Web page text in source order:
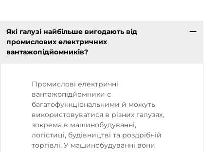
Які галузі найбільше вигодають від
промислових електричних
вантажопідйомників?
Промислові електричні
вантажопідйомники є
багатофункціональними й можуть
використовуватися в різних галузях,
зокрема в машинобудуванні,
логістиці, будівництві та роздрібній
торгівлі. У машинобудуванні вони